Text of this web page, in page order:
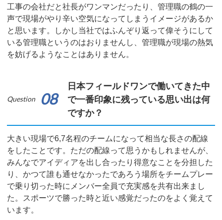
工事の会社だと社長がワンマンだったり、管理職の鶴の一
声で現場がやり辛い空気になってしまうイメージがあるか
と思います。しかし当社ではふんぞり返って偉そうにして
いる管理職というのはおりませんし、管理職が現場の熱気
を妨げるようなことはありません。
Question 08
日本フィールドワンで働いてきた中
で一番印象に残っている思い出は何
ですか？
大きい現場で6,7名程のチームになって相当な長さの配線
をしたことです。ただの配線って思うかもしれませんが、
みんなでアイディアを出し合ったり得意なことを分担した
り、かつて誰も通せなかったであろう場所をチームプレー
で乗り切った時にメンバー全員で充実感を共有出来まし
た。スポーツで勝った時と近い感覚だったのをよく覚えて
います。